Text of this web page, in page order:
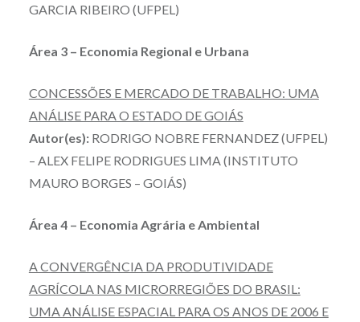
GARCIA RIBEIRO (UFPEL)
Área 3 – Economia Regional e Urbana
CONCESSÕES E MERCADO DE TRABALHO: UMA
ANÁLISE PARA O ESTADO DE GOIÁS
Autor(es):RODRIGO NOBRE FERNANDEZ (UFPEL)
– ALEX FELIPE RODRIGUES LIMA (INSTITUTO
MAURO BORGES – GOIÁS)
Área 4 – Economia Agrária e Ambiental
A CONVERGÊNCIA DA PRODUTIVIDADE
AGRÍCOLA NAS MICRORREGIÕES DO BRASIL:
UMA ANÁLISE ESPACIAL PARA OS ANOS DE 2006 E